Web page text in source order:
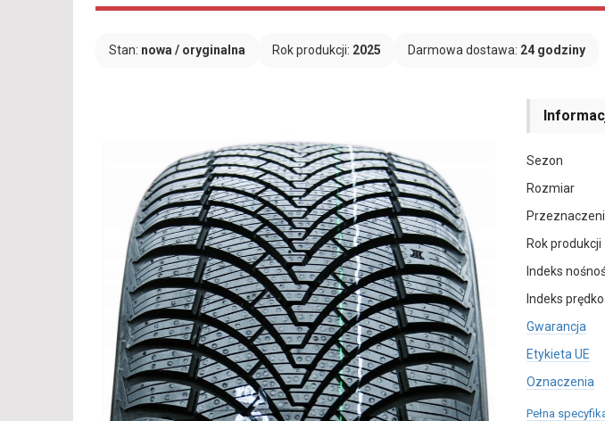
Stan: nowa / oryginalna Rok produkcji: 2025 Darmowa dostawa: 24 godziny
Sezon
Rozmiar
Rok produkcji
Indeks
Indeks
Gwarancja
Etykieta UE
Oznaczenia
Pełna